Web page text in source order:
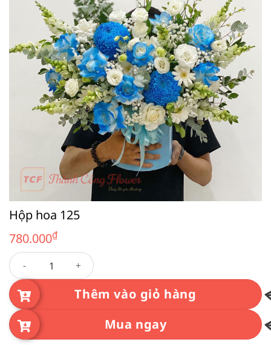
Hộp hoa 125
780.000₫
Hộp hoa 125 số lượng
Thêm vào giỏ hàng
Mua ngay